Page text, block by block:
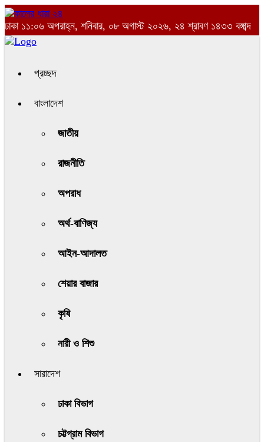
ঢাকা ১১:০৬ অপরাহ্ন, শনিবার, ০৮ অগাস্ট ২০২৬, ২৪ শ্রাবণ ১৪৩৩ বঙ্গাব্দ
প্রচ্ছদ
বাংলাদেশ
জাতীয়
রাজনীতি
অপরাধ
অর্থ-বাণিজ্য
আইন-আদালত
শেয়ার বাজার
কৃষি
নারী ও শিশু
সারাদেশ
ঢাকা বিভাগ
চট্টগ্রাম বিভাগ